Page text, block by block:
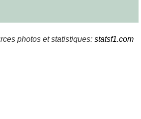
photos et statistiques: statsf1.com